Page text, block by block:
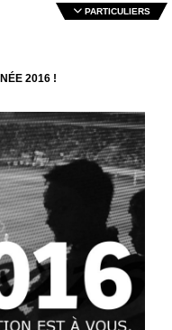
PARTICULIERS
2016 !